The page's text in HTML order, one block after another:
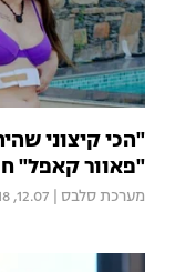
"הכי קיצוני
"פאוור קאפל"
מערכת סלבס 12.07, 15:18